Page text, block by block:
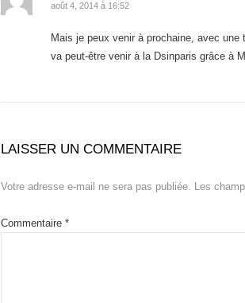
août 4, 2014 à 16:52
Mais je peux venir à prochaine, avec une
va peut-être venir à la Dsinparis grâce à
LAISSER UN COMMENTAIRE
Votre adresse e-mail ne sera pas publiée. Les
Commentaire *